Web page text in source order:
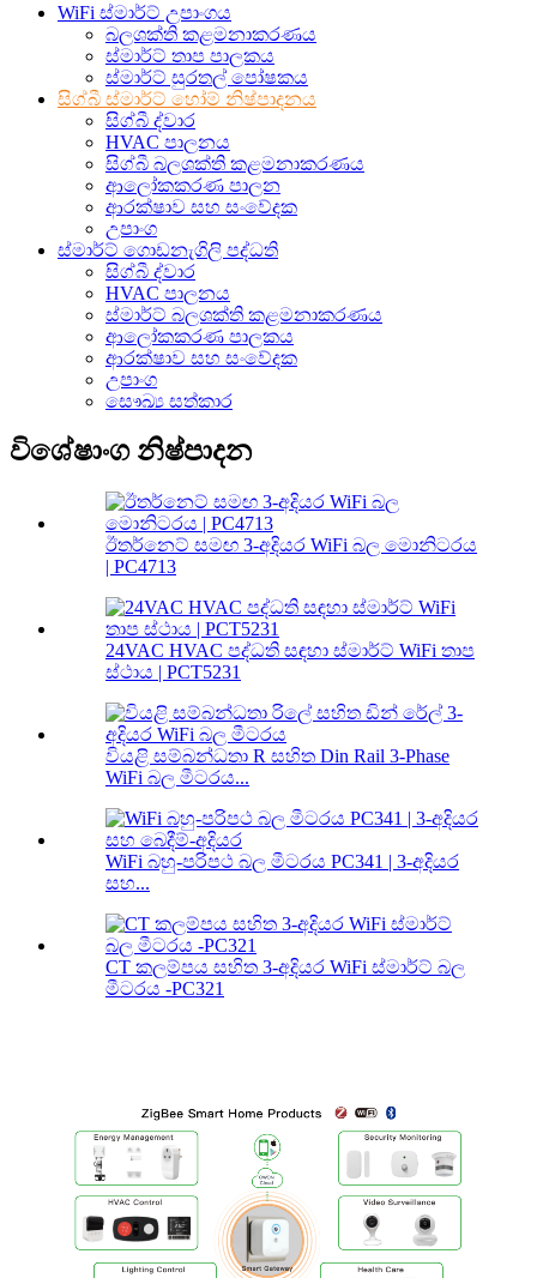
WiFi ස්මාර්ට් උපාංගය
බලශක්ති කළමනාකරණය
ස්මාර්ට් තාප පාලකය
ස්මාර්ට් සුරතල් පෝෂකය
සිග්බී ස්මාර්ට් හෝම් නිෂ්පාදනය
සිග්බී ද්වාර
HVAC පාලනය
සිග්බී බලශක්ති කළමනාකරණය
ආලෝකකරණ පාලන
ආරක්ෂාව සහ සංවේදක
උපාංග
ස්මාර්ට් ගොඩනැගිලි පද්ධති
සිග්බී ද්වාර
HVAC පාලනය
ස්මාර්ට් බලශක්ති කළමනාකරණය
ආලෝකකරණ පාලකය
ආරක්ෂාව සහ සංවේදක
උපාංග
සෞඛ්‍ය සත්කාර
විශේෂාංග නිෂ්පාදන
ඊතර්නෙට් සමඟ 3-අදියර WiFi බල මොනිටරය
| PC4713
24VAC HVAC පද්ධති සඳහා ස්මාර්ට් WiFi තාප
ස්ථාය | PCT5231
වියළි සම්බන්ධතා R සහිත Din Rail 3-Phase
WiFi බල මීටරය...
WiFi බහු-පරිපථ බල මීටරය PC341 | 3-අදියර
සහ...
CT කලම්පය සහිත 3-අදියර WiFi ස්මාර්ට් බල
මීටරය -PC321